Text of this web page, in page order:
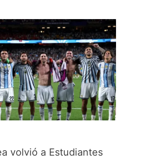
volvió a Estudiantes